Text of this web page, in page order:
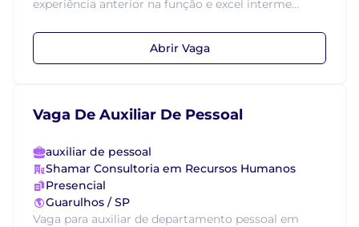
experiência anterior na função e excel interme...
Abrir Vaga
Vaga De Auxiliar De Pessoal
auxiliar de pessoal
Shamar Consultoria em Recursos Humanos
Presencial
Guarulhos / SP
Vaga para auxiliar de departamento pessoal em